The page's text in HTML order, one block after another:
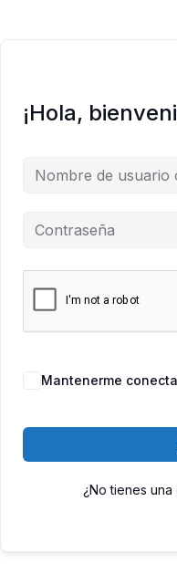
¡Hola,
Mantenerme
¿No tienes una